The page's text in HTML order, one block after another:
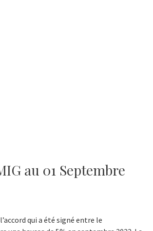
au 01 Septembre
qui a été signé entre le